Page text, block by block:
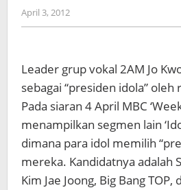
April 3, 2012by
Koreanindo
Leader grup vokal 2AM Jo
sebagai “presiden idola”
Pada siaran 4 April MBC
menampilkan segmen lain
dimana para idol memilih
mereka. Kandidatnya adalah
Kim Jae Joong, Big Bang TOP,